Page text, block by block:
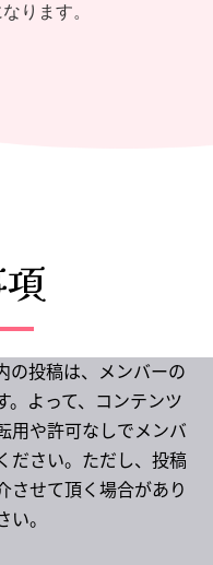
ります。
の投稿は、メンバーの
。よって、コンテンツ
用や許可なしでメンバ
ださい。ただし、投稿
させて頂く場合があり
。